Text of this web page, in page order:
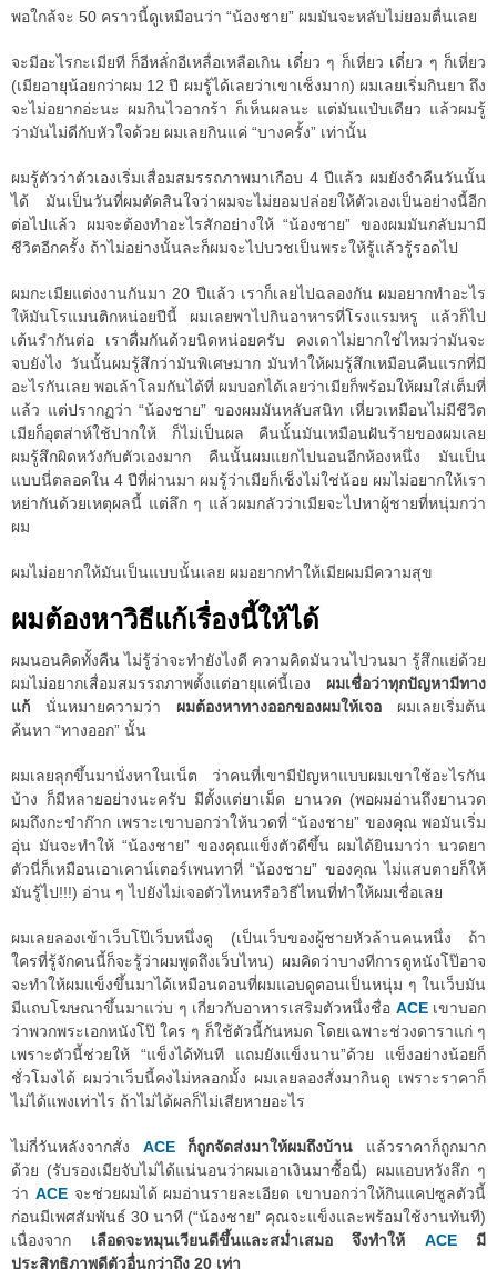
พอใกล้จะ 50 คราวนี้ดูเหมือนว่า “น้องชาย” ผมมันจะหลับไม่ยอมตื่นเลย
จะมีอะไรกะเมียที ก็อีหลั่กอีเหลื่อเหลือเกิน เดี๋ยว ๆ ก็เหี่ยว เดี๋ยว ๆ ก็เหี่ยว
(เมียอายุน้อยกว่าผม 12 ปี ผมรู้ได้เลยว่าเขาเซ็งมาก) ผมเลยเริ่มกินยา ถึง
จะไม่อยากอ่ะนะ ผมกินไวอากร้า ก็เห็นผลนะ แต่มันแป๋บเดียว แล้วผมรู้
ว่ามันไม่ดีกับหัวใจด้วย ผมเลยกินแค่ “บางครั้ง” เท่านั้น
ผมรู้ตัวว่าตัวเองเริ่มเสื่อมสมรรถภาพมาเกือบ 4 ปีแล้ว ผมยังจำคืนวันนั้น
ได้ มันเป็นวันที่ผมตัดสินใจว่าผมจะไม่ยอมปล่อยให้ตัวเองเป็นอย่างนี้อีก
ต่อไปแล้ว ผมจะต้องทำอะไรสักอย่างให้ “น้องชาย” ของผมมันกลับมามี
ชีวิตอีกครั้ง ถ้าไม่อย่างนั้นละก็ผมจะไปบวชเป็นพระให้รู้แล้วรู้รอดไป
ผมกะเมียแต่งงานกันมา 20 ปีแล้ว เราก็เลยไปฉลองกัน ผมอยากทำอะไร
ให้มันโรแมนติกหน่อยปีนี้ ผมเลยพาไปกินอาหารที่โรงแรมหรู แล้วก็ไป
เต้นรำกันต่อ เราดื่มกันด้วยนิดหน่อยครับ คงเดาไม่ยากใช่ไหมว่ามันจะ
จบยังไง วันนั้นผมรู้สึกว่ามันพิเศษมาก มันทำให้ผมรู้สึกเหมือนคืนแรกที่มี
อะไรกันเลย พอเล้าโลมกันได้ที่ ผมบอกได้เลยว่าเมียก็พร้อมให้ผมใส่เต็มที่
แล้ว แต่ปรากฏว่า “น้องชาย” ของผมมันหลับสนิท เหี่ยวเหมือนไม่มีชีวิต
เมียก็อุตส่าห์ใช้ปากให้ ก็ไม่เป็นผล คืนนั้นมันเหมือนฝันร้ายของผมเลย
ผมรู้สึกผิดหวังกับตัวเองมาก คืนนั้นผมแยกไปนอนอีกห้องหนึ่ง มันเป็น
แบบนี่ตลอดใน 4 ปีที่ผ่านมา ผมรู้ว่าเมียก็เซ็งไม่ใช่น้อย ผมไม่อยากให้เรา
หย่ากันด้วยเหตุผลนี้ แต่ลึก ๆ แล้วผมกลัวว่าเมียจะไปหาผู้ชายที่หนุ่มกว่า
ผม
ผมไม่อยากให้มันเป็นแบบนั้นเลย ผมอยากทำให้เมียผมมีความสุข
ผมต้องหาวิธีแก้เรื่องนี้ให้ได้
ผมนอนคิดทั้งคืน ไม่รู้ว่าจะทำยังไงดี ความคิดมันวนไปวนมา รู้สึกแย่ด้วย
ผมไม่อยากเสื่อมสมรรถภาพตั้งแต่อายุแค่นี้เอง ผมเชื่อว่าทุกปัญหามีทาง
แก้ นั่นหมายความว่า ผมต้องหาทางออกของผมให้เจอ ผมเลยเริ่มต้น
ค้นหา “ทางออก” นั้น
ผมเลยลุกขึ้นมานั่งหาในเน็ต ว่าคนที่เขามีปัญหาแบบผมเขาใช้อะไรกัน
บ้าง ก็มีหลายอย่างนะครับ มีตั้งแต่ยาเม็ด ยานวด (พอผมอ่านถึงยานวด
ผมถึงกะขำก๊าก เพราะเขาบอกว่าให้นวดที่ “น้องชาย” ของคุณ พอมันเริ่ม
อุ่น มันจะทำให้ “น้องชาย” ของคุณแข็งตัวดีขึ้น ผมได้ยินมาว่า นวดยา
ตัวนี่ก็เหมือนเอาเคาน์เตอร์เพนทาที่ “น้องชาย” ของคุณ ไม่แสบตายก็ให้
มันรู้ไป!!!) อ่าน ๆ ไปยังไม่เจอตัวไหนหรือวิธีไหนที่ทำให้ผมเชื่อเลย
ผมเลยลองเข้าเว็บโป๊เว็บหนึ่งดู (เป็นเว็บของผู้ชายหัวล้านคนหนึ่ง ถ้า
ใครที่รู้จักคนนี้ก็จะรู้ว่าผมพูดถึงเว็บไหน) ผมคิดว่าบางทีการดูหนังโป๊อาจ
จะทำให้ผมแข็งขึ้นมาได้เหมือนตอนที่ผมแอบดูตอนเป็นหนุ่ม ๆ ในเว็บมัน
มีแถบโฆษณาขึ้นมาแว่บ ๆ เกี่ยวกับอาหารเสริมตัวหนึ่งชื่อ ACEเขาบอก
ว่าพวกพระเอกหนังโป๊ ใคร ๆ ก็ใช้ตัวนี้กันหมด โดยเฉพาะช่วงดาราแก่ ๆ
เพราะตัวนี้ช่วยให้ “แข็งได้ทันที แถมยังแข็งนาน”ด้วย แข็งอย่างน้อยก็
ชั่วโมงได้ ผมว่าเว็บนี้คงไม่หลอกมั้ง ผมเลยลองสั่งมากินดู เพราะราคาก็
ไม่ได้แพงเท่าไร ถ้าไม่ได้ผลก็ไม่เสียหายอะไร
ไม่กี่วันหลังจากสั่ง ACE ก็ถูกจัดส่งมาให้ผมถึงบ้าน แล้วราคาก็ถูกมาก
ด้วย (รับรองเมียจับไม่ได้แน่นอนว่าผมเอาเงินมาซื้อนี่) ผมแอบหวังลึก ๆ
ว่า ACEจะช่วยผมได้ ผมอ่านรายละเอียด เขาบอกว่าให้กินแคปซูลตัวนี้
ก่อนมีเพศสัมพันธ์ 30 นาที (“น้องชาย” คุณจะแข็งและพร้อมใช้งานทันที)
เนื่องจาก เลือดจะหมุนเวียนดีขึ้นและสม่ำเสมอ จึงทำให้ ACEมี
ประสิทธิภาพดีตัวอื่นกว่าถึง 20 เท่า